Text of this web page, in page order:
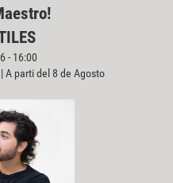
- 16:00
A parti del 8 de Agosto